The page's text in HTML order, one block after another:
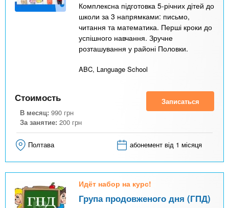
Комплексна підготовка 5-річних дітей до
школи за 3 напрямками: письмо,
читання та математика. Перші кроки до
успішного навчання. Зручне
розташування у районі Половки.
ABC, Language School
Стоимость
В месяц: 990 грн
За занятие: 200 грн
Записаться
Полтава абонемент від 1 місяця
Идёт набор на курс!
Група продовженого дня (ГПД)